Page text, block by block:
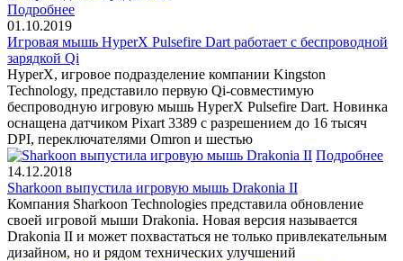
Подробнее
01.10.2019
Игровая мышь HyperX Pulsefire Dart работает с беспроводной
зарядкой Qi
HyperX, игровое подразделение компании Kingston
Technology, представило первую Qi-совместимую
беспроводную игровую мышь HyperX Pulsefire Dart. Новинка
оснащена датчиком Pixart 3389 с разрешением до 16 тысяч
DPI, переключателями Omron и шестью
Подробнее
14.12.2018
Sharkoon выпустила игровую мышь Drakonia II
Компания Sharkoon Technologies представила обновление
своей игровой мыши Drakonia. Новая версия называется
Drakonia II и может похвастаться не только привлекательным
дизайном, но и рядом технических улучшений